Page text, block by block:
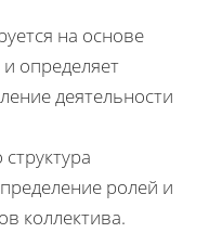
на основе
определяет
деятельности
ролей и
коллектива.